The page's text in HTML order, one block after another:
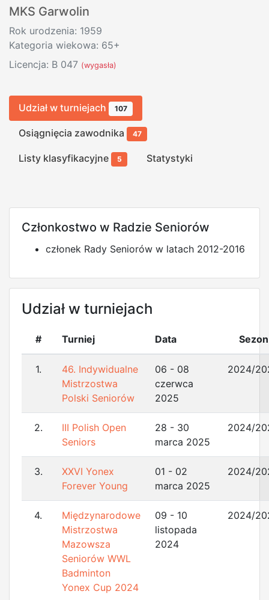
MKS Garwolin
Rok urodzenia: 1959
Kategoria wiekowa: 65+
Licencja: B 047 (wygasła)
Udział w turniejach 107
Osiągnięcia zawodnika 47
Listy klasyfikacyjne 5 Statystyki
Członkostwo w Radzie Seniorów
członek Rady Seniorów w latach 2012-2016
Udział w turniejach
# Turniej Data Sezon
1.
46. Indywidualne
Mistrzostwa
Polski Seniorów
06 - 08
czerwca
2025
2024/
2.
III Polish Open
Seniors
28 - 30
marca 2025
2024/
3.
XXVI Yonex
Forever Young
01 - 02
marca 2025
2024/
4.
Międzynarodowe
Mistrzostwa
Mazowsza
Seniorów WWL
Badminton
Yonex Cup 2024
09 - 10
listopada
2024
2024/